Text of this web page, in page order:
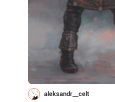
aleksandr__celt